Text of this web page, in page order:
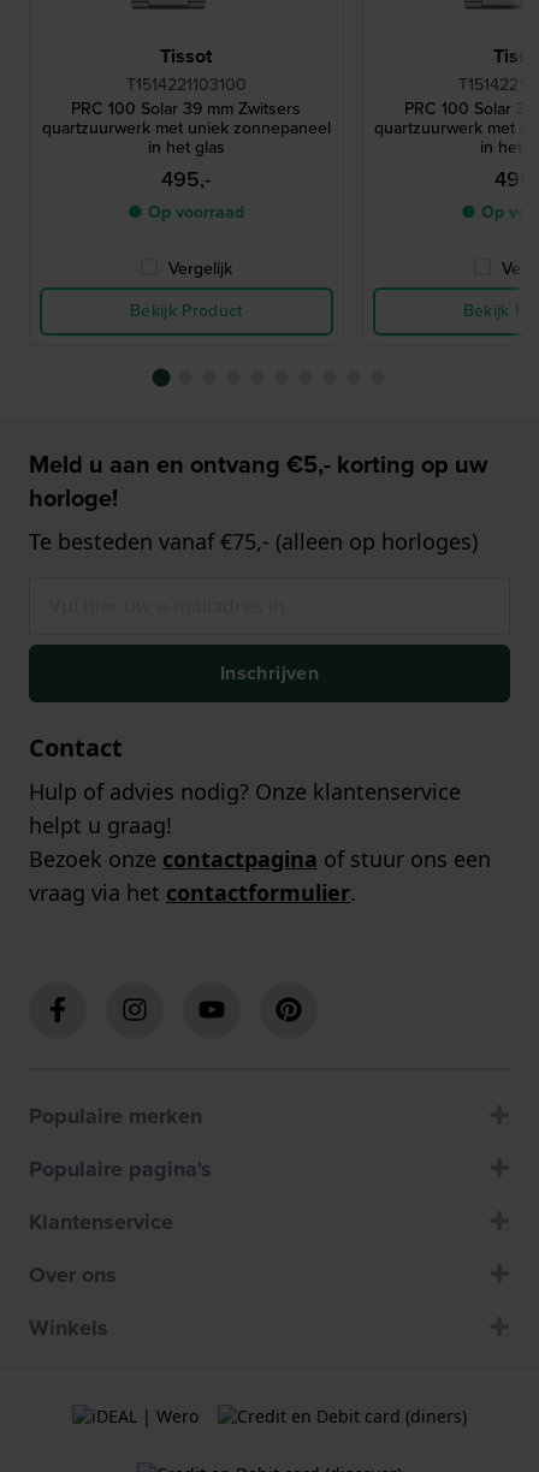
Tissot
T1514221103100
PRC 100 Solar 39 mm Zwitsers
quartzuurwerk met uniek zonnepaneel
in het glas
495,-
● Op voorraad
Vergelijk
Bekijk Product
PRC 100 Solar
quartzuurwerk met
in het
● Op
Bekijk
Meld u aan en ontvang €5,- korting op uw
horloge!
Te besteden vanaf €75,- (alleen op horloges)
Inschrijven
Contact
Hulp of advies nodig? Onze klantenservice
helpt u graag!
Bezoek onze contactpagina of stuur ons een
vraag via het contactformulier.
Populaire merken
Populaire pagina's
Klantenservice
Over ons
Winkels